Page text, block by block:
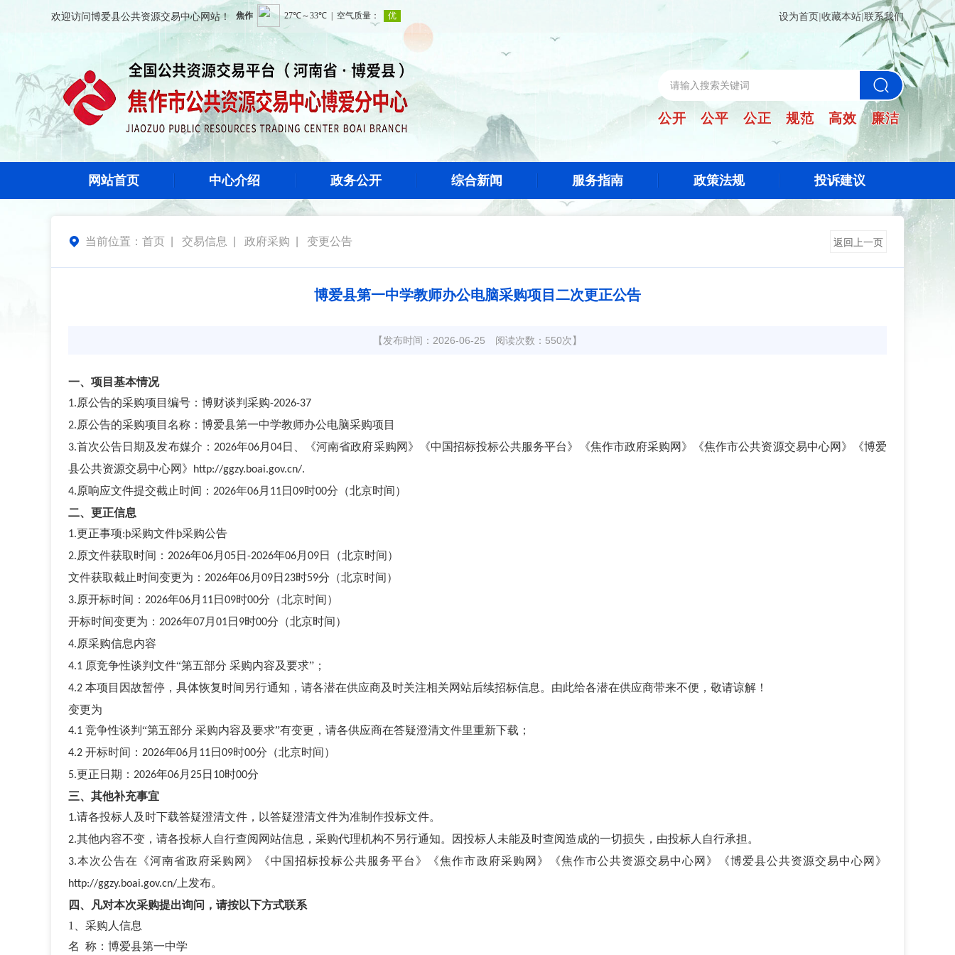
欢迎访问博爱县公共资源交易中心网站！ 设为首页|收藏本站|联系我们
公开 公平 公正 规范 高效 廉洁
网站首页 中心介绍 政务公开 综合新闻 服务指南 政策法规 投诉建议
 当前位置： 首页 交易信息 政府采购 变更公告 返回上一页
博爱县第一中学教师办公电脑采购项目二次更正公告
【发布时间：2026-06-25 阅读次数：550次】
一、项目基本情况
1.原公告的采购项目编号：博财谈判采购-2026-37
2.原公告的采购项目名称：博爱县第一中学教师办公电脑采购项目
3.首次公告日期及发布媒介： 2026年06月 04日、《河南省政府采购网》《中国招标投标公共服务平台》《焦作市政府采购网》《焦作市公共资源交易中心网》《博爱
县公共资源交易中心网》
http://ggzy.boai.gov.cn/.
4.原响应文件提交截止时间： 2026年06月 11日 09时00分（北京时间）
二、更正信息
1.更正事项:þ采购文件þ采购公告
2.原文件获取时间： 2026年06月 05日 -2026年06月 09日（北京时间）
文件获取截止时间变更为： 2026年06月 09日 23时59分（北京时间）
3.原开标时间： 2026年06月 11日 09时00分（北京时间）
开标时间变更为： 2026年07月 01日 9时00分（北京时间）
4.原采购信息内容
4.1 原竞争性谈判文件“第五部分 采购内容及要求”；
4.2 本项目因故暂停，具体恢复时间另行通知，请各潜在供应商及时关注相关网站后续招标信息。由此给各潜在供应商带来不便，敬请谅解！
变更为
4.1 竞争性谈判 “第五部分 采购内容及要求”有变更，请各供应商在答疑澄清文件里重新下载 ；
4.2 开标时间： 2026年06月 11日 09时00分（北京时间）
5.更正日期： 2026年06月 25日 10时00分
三、其他补充事宜
1.请各投标人及时下载答疑澄清文件，以答疑澄清文件为准制作投标文件。
2.其他内容不变，请各投标人自行查阅网站信息，采购代理机构不另行通知。因投标人未能及时查阅造成的一切损失，由投标人自行承担。
3.本次公告在《河南省政府采购网》《中国招标投标公共服务平台》《焦作市政府采购网》《焦作市公共资源交易中心网》《博爱县公共资源交易中心网》
http://ggzy.boai.gov.cn/ 上发布。
四、
凡对本次采购提出询问，请按以下方式联系
1、采购人信息
名 称 ： 博爱县第一中学